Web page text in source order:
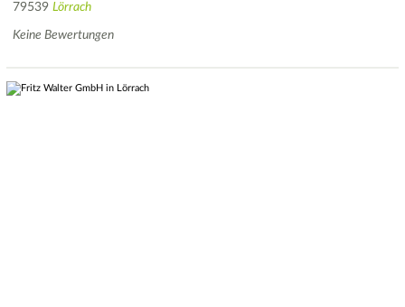
79539 Lörrach
Keine Bewertungen